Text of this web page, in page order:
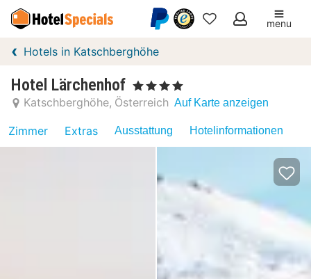
Meine
menu
Hotels in Katschberghöhe
Hotel Lärchenhof , 4 Sterne
Katschberghöhe Österreich Auf Karte anzeigen
Zimmer Extras Ausstattung Hotelinformationen